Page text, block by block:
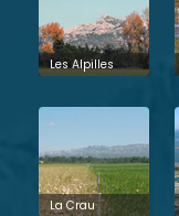
Les Alpilles
La Crau